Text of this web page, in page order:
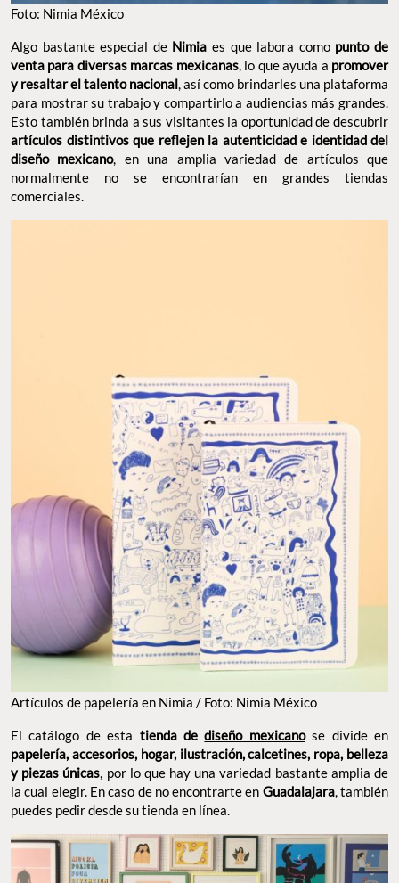
Foto: Nimia México
Algo bastante especial de Nimia es que labora comopunto de
venta para diversas marcas mexicanas, lo que ayuda a promover
y resaltar el talento nacional, así como brindarles una plataforma
para mostrar su trabajo y compartirlo a audiencias más grandes.
Esto también brinda a sus visitantes la oportunidad de descubrir
artículos distintivos que reflejen la autenticidad e identidad del
diseño mexicano, en una amplia variedad de artículos que
normalmente no se encontrarían en grandes tiendas
comerciales.
Artículos de papelería en Nimia / Foto: Nimia México
El catálogo de esta tienda dediseño mexicanose divide en
papelería, accesorios, hogar, ilustración, calcetines, ropa, belleza
y piezas únicas, por lo que hay una variedad bastante amplia de
la cual elegir. En caso de no encontrarte en Guadalajara, también
puedes pedir desde su tienda en línea.